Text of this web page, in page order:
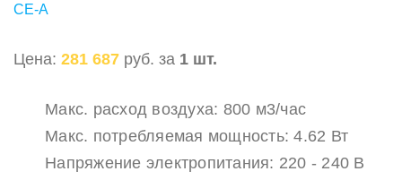
Цена: 281 687 руб. за 1 шт.
Макс. расход воздуха: 800 м3/час
Макс. потребляемая мощность: 4.62 Вт
Напряжение электропитания: 220 - 240 В